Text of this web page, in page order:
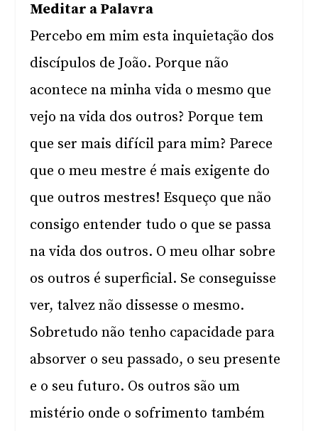
Meditar a Palavra
Percebo em mim esta inquietação dos
discípulos de João. Porque não
acontece na minha vida o mesmo que
vejo na vida dos outros? Porque tem
que ser mais difícil para mim? Parece
que o meu mestre é mais exigente do
que outros mestres! Esqueço que não
consigo entender tudo o que se passa
na vida dos outros. O meu olhar sobre
os outros é superficial. Se conseguisse
ver, talvez não dissesse o mesmo.
Sobretudo não tenho capacidade para
absorver o seu passado, o seu presente
e o seu futuro. Os outros são um
mistério onde o sofrimento também